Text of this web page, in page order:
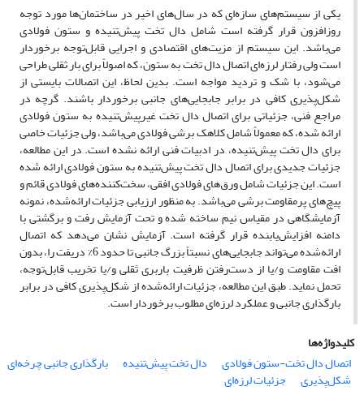
یکی از سیستم‌های سازه‌ای که در سال‌های اخیر در ساختمان‌ها مورد توجه
روز‌‌افزون قرار گرفته است شامل دال تخت پیش‌تنیده و ستون فولادی
می‌باشد. این سیستم از مزیت‌های اقتصادی و اجرایی قابل‌توجه برخوردار
است ولی رفتار لرزه‌ای اتصال دال تخت به ستون، که اصولاً برای بار ثقلی طراحی
می‌شود، با شک و تردید مواجه است. بدین لحاظ، این اتصالات بایستی از
شکل‌پذیری کافی در برابر جابجایی‌های جانبی برخوردار باشند. گرچه در
مراجع فنی، جزئیاتی برای اتصال دال تخت غیر‌‌پیش‌‌تنیده به ستون فولادی
ارائه شده، که معمولاً شامل کلاهک برشی فولادی می‌باشد، ولی جزئیات خاصی
برای دال تخت پیش‌تنیده، در ادبیات فنی ارائه ‌نشده است. در این مطالعه،
جزئیات جدیدی برای اتصال دال تخت پیش‌تنیده به ستون فولادی ارائه شده
است. این جزئیات شامل ورق‌های فولادی افقی، سخت‌کننده‌های فولادی قائم و
پیچ‌های پر‌‌مقاومت برشی می‌باشد. به منظور ارزیابی جزئیات ارائه‌شده، نمونه
آزمایشگاهی در مقیاس نیم ساخته ‌شده و تحت آزمایش رفت و برگشتی با
دامنه افزایش‌یابنده قرار گرفته است. آزمایش نشان می‌دهد که اتصال
ارائه‌شده می‌تواند جابجایی‌های‌ نسبتاً بزرگ جانبی تا حدود 6% دریفت را، بدون
افت مقاومت و/یا از دست‌رفتن ظرفیت باربری ثقلی و/یا تخریب قابل‌توجه،
تحمل نماید. طبق این مطالعه، جزئیات ارائه‌شده از شکل‌پذیری کافی در برابر
بارگذاری جانبی و عملکرد لرزه‌ای مطلوب برخوردار است.
کلیدواژه‌ها
اتصال دال تخت-ستون فولادی
دال تخت پیش‌تنیده بارگذاری جانبی چرخه‌ای
شکل‌پذیری
جزئیات لرزه‌ای